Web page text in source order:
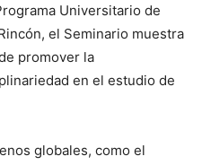
Universitario de
el Seminario muestra
promover la
en el estudio de
globales, como el